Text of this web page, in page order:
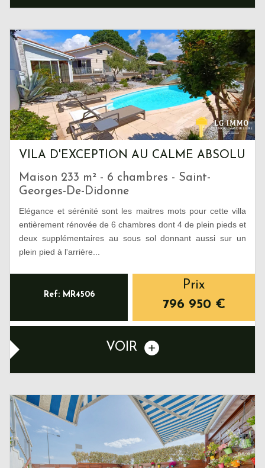
VILA D'EXCEPTION AU CALME ABSOLU
Maison 233 m² - 6 chambres - Saint-
Georges-De-Didonne
Elégance et sérénité sont les maitres mots pour cette villa
entièrement rénovée de 6 chambres dont 4 de plein pieds et
deux supplémentaires au sous sol donnant aussi sur un
plein pied à l'arrière...
Ref: MR4506
Prix
796 950 €
VOIR